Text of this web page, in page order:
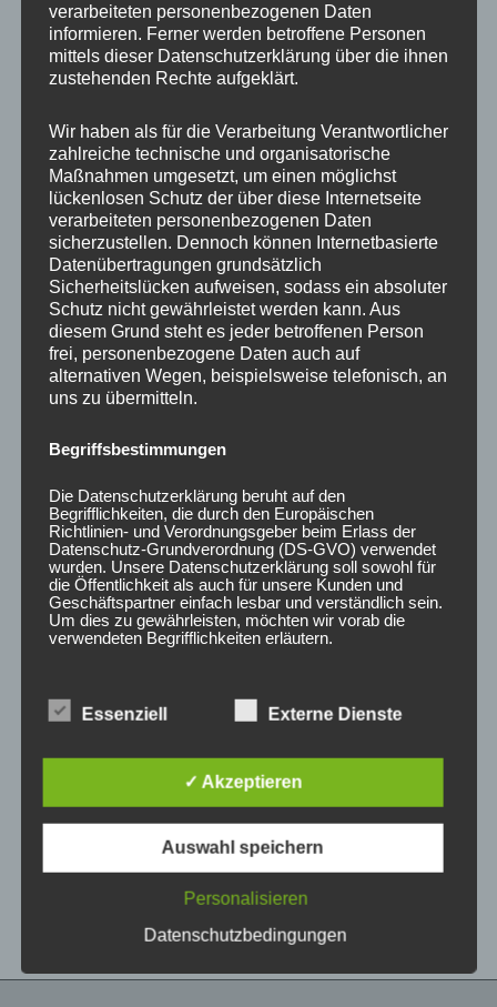
Ähnliche Produkte
CONCAVER CVR1
19×8,5 ET45 5×108
Carbon Graphite
Bewertet
von
CONCAVER CVR1
19×8,5 ET45 5×112
Brushed Bronze
von
5
Double Tinted Black
mit
Carbon Graphite
mit
von
verarbeiteten personenbezogenen Daten
informieren. Ferner werden betroffene Personen
mittels dieser Datenschutzerklärung über die ihnen
zustehenden Rechte aufgeklärt.
Wir haben als für die Verarbeitung Verantwortlicher
zahlreiche technische und organisatorische
Maßnahmen umgesetzt, um einen möglichst
lückenlosen Schutz der über diese Internetseite
verarbeiteten personenbezogenen Daten
sicherzustellen. Dennoch können Internetbasierte
Datenübertragungen grundsätzlich
Sicherheitslücken aufweisen, sodass ein absoluter
Schutz nicht gewährleistet werden kann. Aus
diesem Grund steht es jeder betroffenen Person
frei, personenbezogene Daten auch auf
alternativen Wegen, beispielsweise telefonisch, an
uns zu übermitteln.
Begriffsbestimmungen
Die Datenschutzerklärung beruht auf den
Begrifflichkeiten, die durch den Europäischen
Richtlinien- und Verordnungsgeber beim Erlass der
Datenschutz-Grundverordnung (DS-GVO) verwendet
wurden. Unsere Datenschutzerklärung soll sowohl für
die Öffentlichkeit als auch für unsere Kunden und
Geschäftspartner einfach lesbar und verständlich sein.
Um dies zu gewährleisten, möchten wir vorab die
verwendeten Begrifflichkeiten erläutern.
unter anderem die folgenden Begriffe:
a) personenbezogene Daten
Personenbezogene Daten sind alle
Informationen, die sich auf eine identifizierte oder
identifizierbare natürliche Person (im Folgenden
„betroffene Person") beziehen. Als identifizierbar
wird eine natürliche Person angesehen, die
direkt oder indirekt, insbesondere mittels
zu einer Kennnummer, zu Standortdaten, zu
Essenziell Externe Dienste
✓ Akzeptieren
Auswahl speichern
Personalisieren
Datenschutzbedingungen